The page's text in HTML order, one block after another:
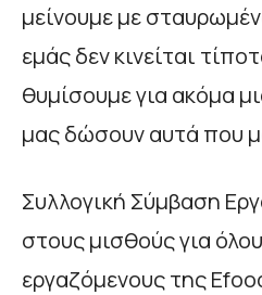
μείνουμε με
εμάς δεν κινείται
θυμίσουμε για ακόμα
μας δώσουν αυτά που
Συλλογική Σύμβαση
στους μισθούς για
εργαζόμενους της